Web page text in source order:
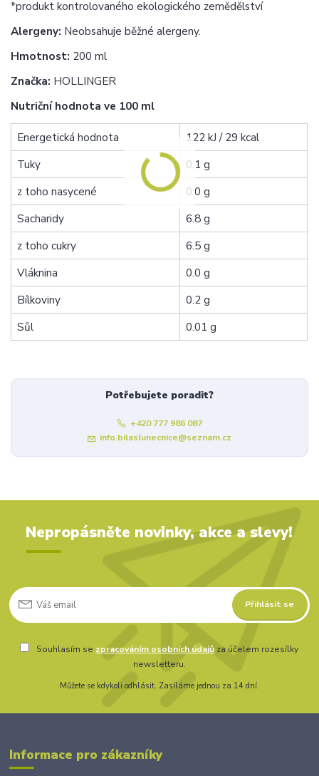
*produkt kontrolovaného ekologického zemědělství
Alergeny: Neobsahuje běžné alergeny.
Hmotnost: 200 ml
Značka: HOLLINGER
Nutriční hodnota ve 100 ml
Energetická hodnota
122 kJ / 29 kcal
Tuky
0.1 g
z toho nasycené
0.0 g
Sacharidy
6.8 g
z toho cukry
6.5 g
Vláknina
0.0 g
Bílkoviny
0.2 g
Sůl
0.01 g
Potřebujete poradit?
+420 777 986 087
info.bilaslunecnice@seznam.cz
Nepropásněte novinky, akce a slevy!
Přihlásit se
Souhlasím se zpracováním osobních údajů za účelem rozesílky
newsletteru.
Můžete se kdykoli odhlásit. Zasíláme jednou za 14 dní.
Informace pro zákazníky